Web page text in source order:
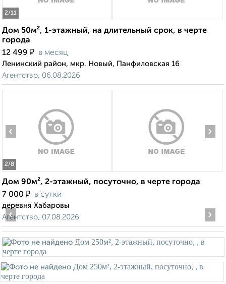
2/11
Дом 50м², 1-этажный, на длительный срок, в черте
города
12 499 ₽ в месяц
Ленинский район, мкр. Новый, Панфиловская 16
Агентство, 06.08.2026
2/8
‹ ›
Дом 90м², 2-этажный, посуточно, в черте города
7 000 ₽ в сутки
деревня Хабаровы
Агентство, 07.08.2026
‹ ›